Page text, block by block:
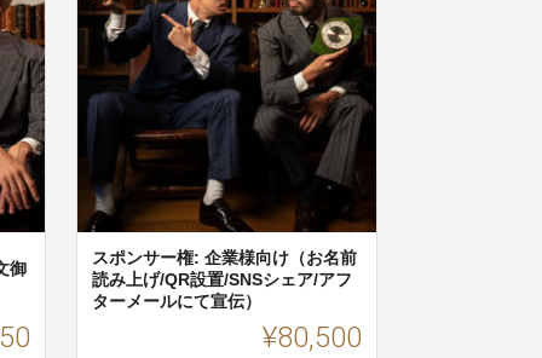
御
スポンサー権: 企業様向け（お名前
読み上げ/QR設置/SNSシェア/アフ
ターメールにて宣伝）
¥80,500